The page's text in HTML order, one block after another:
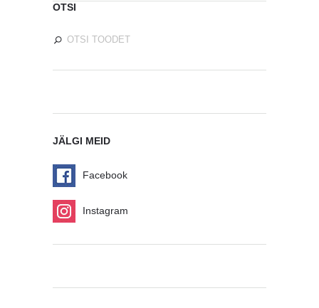
OTSI
JÄLGI MEID
Facebook
Instagram